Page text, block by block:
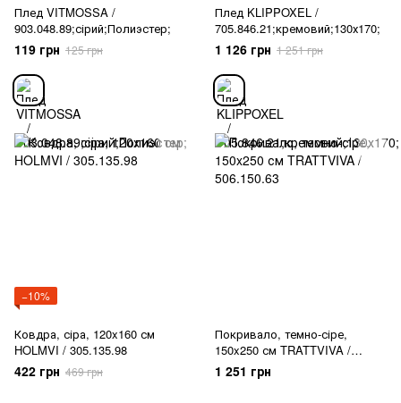
Плед VITMOSSA /
903.048.89;сірий;Полиэстер;
119 грн 125 грн
Плед KLIPPOXEL /
705.846.21;кремовий;130х170;
1 126 грн 1 251 грн
−10%
Ковдра, сіра, 120x160 см
HOLMVI / 305.135.98
422 грн 469 грн
Покривало, темно-сіре,
150x250 см TRATTVIVA /
506.150.63
1 251 грн